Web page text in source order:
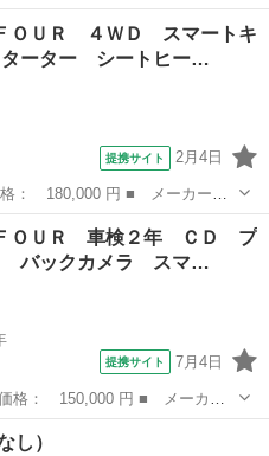
で閲覧のうえ、ご検討お願い致
ＯＵＲ ４ＷＤ スマートキ
ーター シートヒー…
提携サイト 2月4日
ード名： Ｅ ＦＯＵＲ ４
ター シートヒーター ■ 排気
ＯＵＲ 車検２年 ＣＤ プ
バックカメラ スマ…
提携サイト 7月4日
ード名： Ｘ ＦＯＵＲ 車
クカメラ スマートキー キ
し）